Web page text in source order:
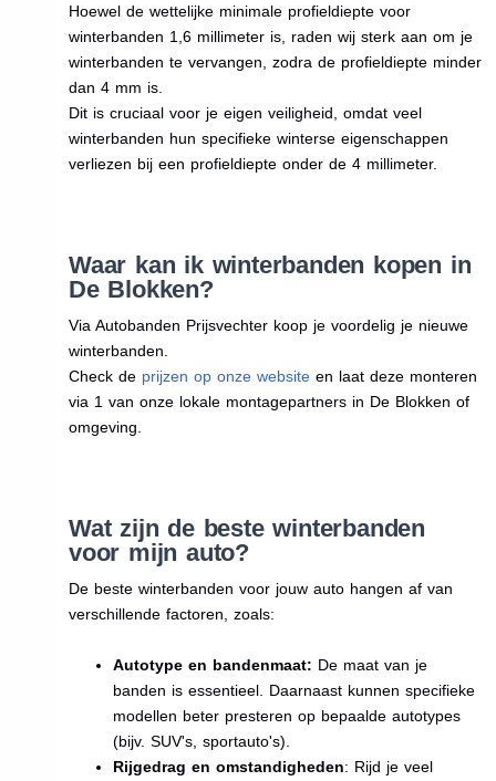
Hoewel de wettelijke minimale profieldiepte voor
winterbanden 1,6 millimeter is, raden wij sterk aan om je
winterbanden te vervangen, zodra de profieldiepte minder
dan 4 mm is.
Dit is cruciaal voor je eigen veiligheid, omdat veel
winterbanden hun specifieke winterse eigenschappen
verliezen bij een profieldiepte onder de 4 millimeter.
Waar kan ik winterbanden kopen in
De Blokken?
Via Autobanden Prijsvechter koop je voordelig je nieuwe
winterbanden.
Check de prijzen op onze websiteen laat deze monteren
via 1 van onze lokale montagepartners in De Blokken of
omgeving.
Wat zijn de beste winterbanden
voor mijn auto?
De beste winterbanden voor jouw auto hangen af van
verschillende factoren, zoals:
Autotype en bandenmaat: De maat van je
banden is essentieel. Daarnaast kunnen specifieke
modellen beter presteren op bepaalde autotypes
(bijv. SUV's, sportauto's).
Rijgedrag en omstandigheden: Rijd je veel